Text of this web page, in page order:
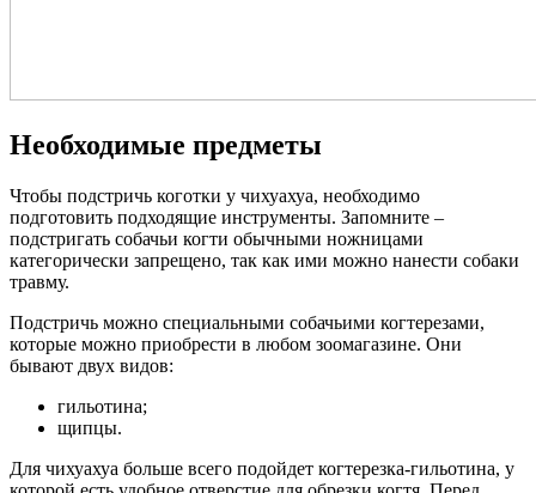
Необходимые предметы
Чтобы подстричь коготки у чихуахуа, необходимо
подготовить подходящие инструменты. Запомните –
подстригать собачьи когти обычными ножницами
категорически запрещено, так как ими можно нанести собаки
травму.
Подстричь можно специальными собачьими когтерезами,
которые можно приобрести в любом зоомагазине. Они
бывают двух видов:
гильотина;
щипцы.
Для чихуахуа больше всего подойдет когтерезка-гильотина, у